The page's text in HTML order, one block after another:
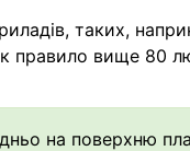
таких,
правило вище 80
на поверхню